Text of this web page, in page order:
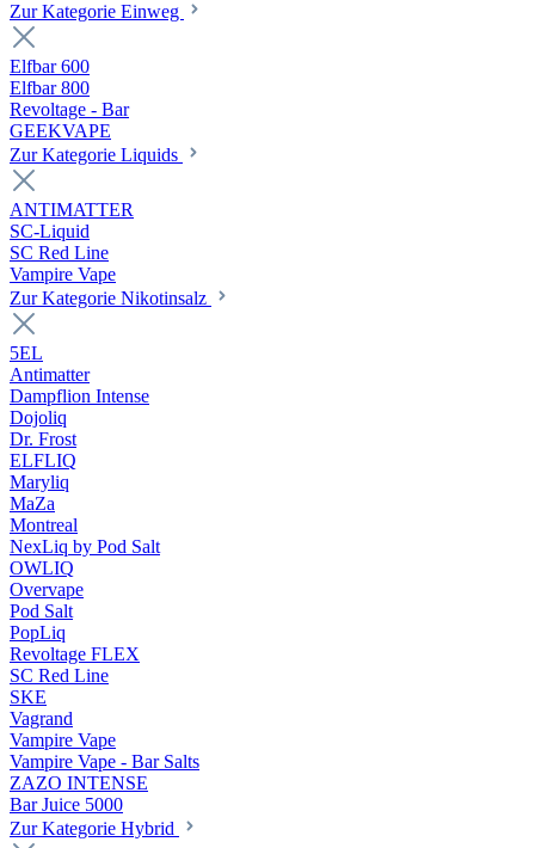
Zur Kategorie Einweg
Elfbar 600
Elfbar 800
Revoltage - Bar
GEEKVAPE
Zur Kategorie Liquids
ANTIMATTER
SC-Liquid
SC Red Line
Vampire Vape
Zur Kategorie Nikotinsalz
5EL
Antimatter
Dampflion Intense
Dojoliq
Dr. Frost
ELFLIQ
Maryliq
MaZa
Montreal
NexLiq by Pod Salt
OWLIQ
Overvape
Pod Salt
PopLiq
Revoltage FLEX
SC Red Line
SKE
Vagrand
Vampire Vape
Vampire Vape - Bar Salts
ZAZO INTENSE
Bar Juice 5000
Zur Kategorie Hybrid